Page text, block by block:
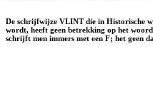
De schrijfwijze VLINT die in Historische
wordt, heeft geen betrekking op het
schrijft men immers met een F; het geen